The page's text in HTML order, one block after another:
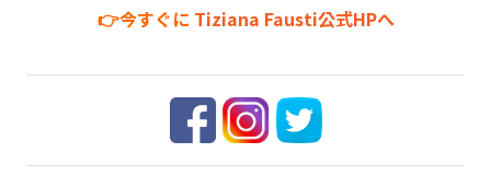
👉今すぐに Tiziana Fausti公式HPへ